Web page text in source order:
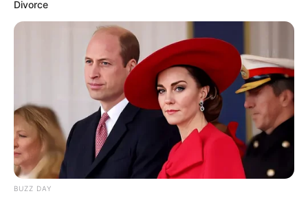
Divorce
BUZZ DAY